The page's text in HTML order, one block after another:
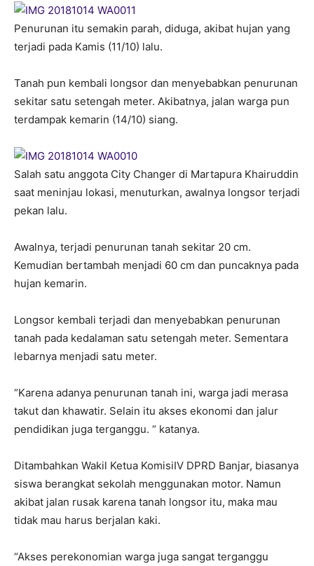
Penurunan itu semakin parah, diduga, akibat hujan yang
terjadi pada Kamis (11/10) lalu.
Tanah pun kembali longsor dan menyebabkan penurunan
sekitar satu setengah meter. Akibatnya, jalan warga pun
terdampak kemarin (14/10) siang.
Salah satu anggota City Changer di Martapura Khairuddin
saat meninjau lokasi, menuturkan, awalnya longsor terjadi
pekan lalu.
Awalnya, terjadi penurunan tanah sekitar 20 cm.
Kemudian bertambah menjadi 60 cm dan puncaknya pada
hujan kemarin.
Longsor kembali terjadi dan menyebabkan penurunan
tanah pada kedalaman satu setengah meter. Sementara
lebarnya menjadi satu meter.
“Karena adanya penurunan tanah ini, warga jadi merasa
takut dan khawatir. Selain itu akses ekonomi dan jalur
pendidikan juga terganggu. “ katanya.
Ditambahkan Wakil Ketua KomisiIV DPRD Banjar, biasanya
siswa berangkat sekolah menggunakan motor. Namun
akibat jalan rusak karena tanah longsor itu, maka mau
tidak mau harus berjalan kaki.
“Akses perekonomian warga juga sangat terganggu